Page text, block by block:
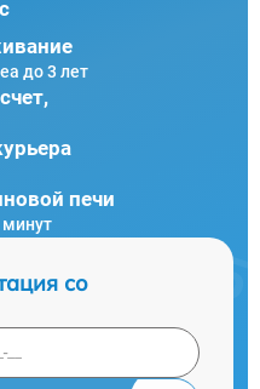
до 3 лет
печи
минут
со